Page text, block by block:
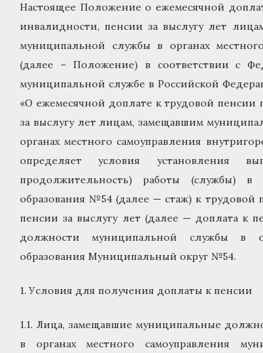
Настоящее Положение о ежемесячной
инвалидности, пенсии за выслугу лет
муниципальной службы в органах
(далее – Положение) в соответствии с
муниципальной службе в Российской
«О ежемесячной доплате к трудовой пенсии
за выслугу лет лицам, замещавшим
органах местного самоуправления
определяет условия установления
продолжительность) работы (службы) в
образования №54 (далее — стаж) к трудовой
пенсии за выслугу лет (далее — доплата к
должности муниципальной службы в
образования Муниципальный округ №54.
1. Условия для получения доплаты к пенсии
1.1. Лица, замещавшие муниципальные
в органах местного самоуправления